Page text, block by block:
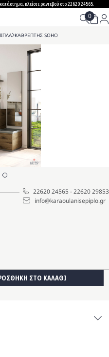
κλείστε ραντεβού στο 22620 24565.
>ΚΑΘΡΕΠΤΗΣ SOHO
22620 24565-22620 29853
info@karaoulanisepiplo.gr
ΣΤΟ ΚΑΛΑΘΙ